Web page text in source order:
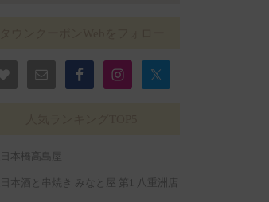
日本橋高島屋
日本酒と串焼き みなと屋 第1 八重洲店